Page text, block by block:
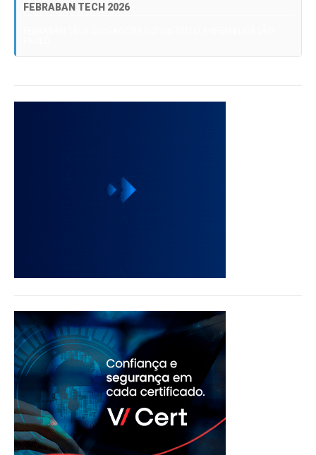
FEBRABAN TECH 2026